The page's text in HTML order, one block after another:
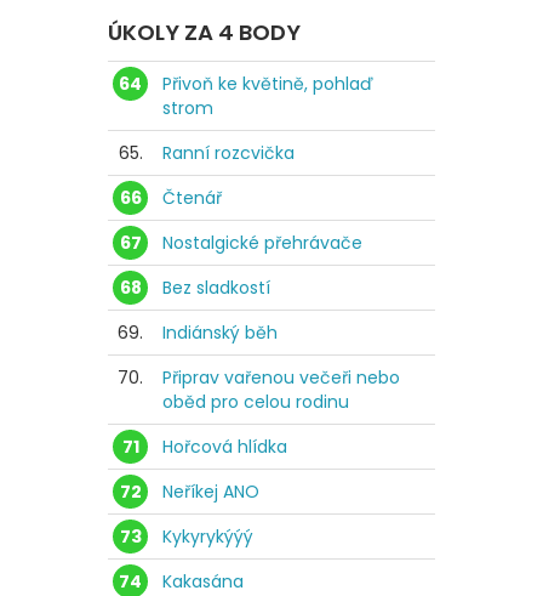
ÚKOLY ZA 4 BODY
64
Přivoň ke květině, pohlaď
strom
65.
Ranní rozcvička
66
Čtenář
67
Nostalgické přehrávače
68
Bez sladkostí
69.
Indiánský běh
70.
Připrav vařenou večeři nebo
oběd pro celou rodinu
71
Hořcová hlídka
72
Neříkej ANO
73
Kykyrykýýý
74
Kakasána